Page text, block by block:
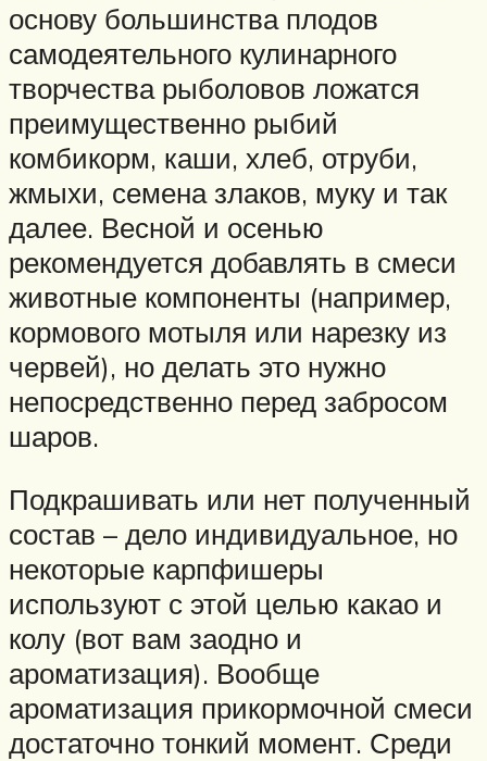
основу большинства плодов
самодеятельного кулинарного
творчества рыболовов ложатся
преимущественно рыбий
комбикорм, каши, хлеб, отруби,
жмыхи, семена злаков, муку и так
далее. Весной и осенью
рекомендуется добавлять в смеси
животные компоненты (например,
кормового мотыля или нарезку из
червей), но делать это нужно
непосредственно перед забросом
шаров.
Подкрашивать или нет полученный
состав – дело индивидуальное, но
некоторые карпфишеры
используют с этой целью какао и
колу (вот вам заодно и
ароматизация). Вообще
ароматизация прикормочной смеси
достаточно тонкий момент. Среди